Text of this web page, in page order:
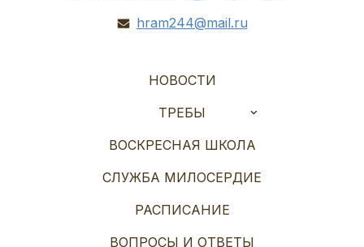
hram244@mail.ru
НОВОСТИ
ТРЕБЫ
ВОСКРЕСНАЯ ШКОЛА
СЛУЖБА МИЛОСЕРДИЕ
РАСПИСАНИЕ
ВОПРОСЫ И ОТВЕТЫ